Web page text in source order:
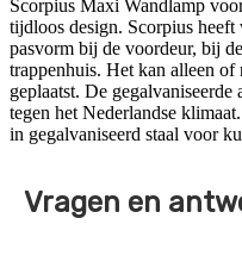
Scorpius Maxi Wandlamp
tijdloos design. Scorpius heeft
pasvorm bij de voordeur, bij
trappenhuis. Het kan alleen of
geplaatst. De
tegen het Nederlandse
in gegalvaniseerd staal voor
Vragen en